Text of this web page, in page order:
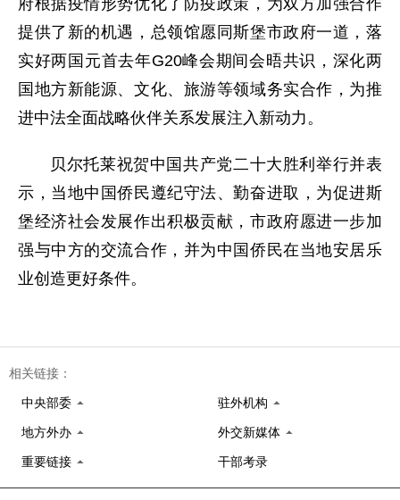
府根据疫情形势优化了防疫政策，为双方加强合作
提供了新的机遇，总领馆愿同斯堡市政府一道，落
实好两国元首去年G20峰会期间会晤共识，深化两
国地方新能源、文化、旅游等领域务实合作，为推
进中法全面战略伙伴关系发展注入新动力。
贝尔托莱祝贺中国共产党二十大胜利举行并表
示，当地中国侨民遵纪守法、勤奋进取，为促进斯
堡经济社会发展作出积极贡献，市政府愿进一步加
强与中方的交流合作，并为中国侨民在当地安居乐
业创造更好条件。
相关链接：
中央部委 驻外机构
地方外办 外交新媒体
重要链接 干部考录